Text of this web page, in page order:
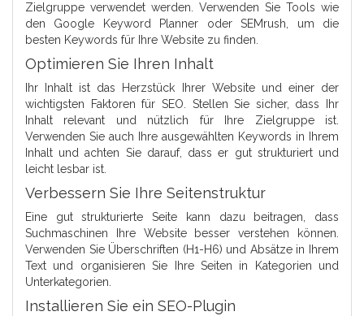
Zielgruppe verwendet werden. Verwenden Sie Tools wie
den Google Keyword Planner oder SEMrush, um die
besten Keywords für Ihre Website zu finden.
Optimieren Sie Ihren Inhalt
Ihr Inhalt ist das Herzstück Ihrer Website und einer der
wichtigsten Faktoren für SEO. Stellen Sie sicher, dass Ihr
Inhalt relevant und nützlich für Ihre Zielgruppe ist.
Verwenden Sie auch Ihre ausgewählten Keywords in Ihrem
Inhalt und achten Sie darauf, dass er gut strukturiert und
leicht lesbar ist.
Verbessern Sie Ihre Seitenstruktur
Eine gut strukturierte Seite kann dazu beitragen, dass
Suchmaschinen Ihre Website besser verstehen können.
Verwenden Sie Überschriften (H1-H6) und Absätze in Ihrem
Text und organisieren Sie Ihre Seiten in Kategorien und
Unterkategorien.
Installieren Sie ein SEO-Plugin